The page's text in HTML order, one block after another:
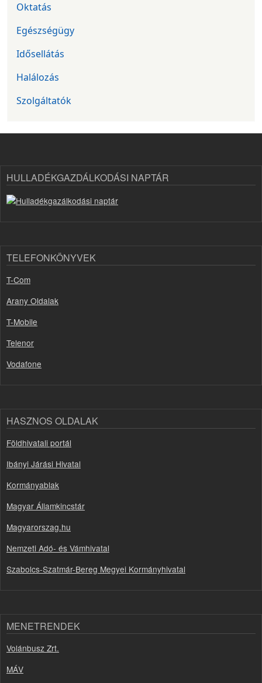
Oktatás
Egészségügy
Idősellátás
Halálozás
Szolgáltatók
HULLADÉKGAZDÁLKODÁSI NAPTÁR
TELEFONKÖNYVEK
T-Com
Arany Oldalak
T-Mobile
Telenor
Vodafone
HASZNOS OLDALAK
Földhivatali portál
Ibányi Járási Hivatal
Kormányablak
Magyar Államkincstár
Magyarorszag.hu
Nemzeti Adó- és Vámhivatal
Szabolcs-Szatmár-Bereg Megyei Kormányhivatal
MENETRENDEK
Volánbusz Zrt.
MÁV